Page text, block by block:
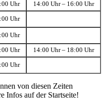
Uhr 14:00 Uhr – 16:00 Uhr
Uhr
Uhr
Uhr 14:00 Uhr – 18:00 Uhr
Uhr
von diesen Zeiten
Infos auf der Startseite!